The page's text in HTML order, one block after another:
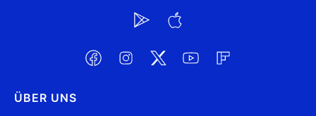
ÜBER UNS